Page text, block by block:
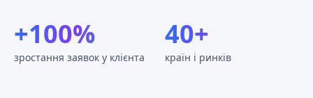
+100%
зростання заявок у клієнта
40+
країн і ринків